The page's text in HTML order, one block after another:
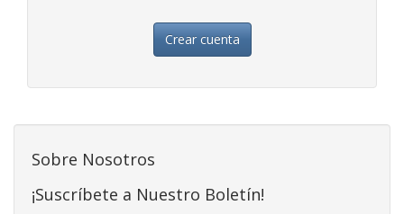
Crear cuenta
Sobre Nosotros
¡Suscríbete a Nuestro Boletín!